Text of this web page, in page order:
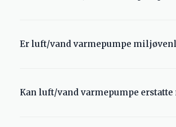
fra Viessmann med meget lavt støjniveau.
Er luft/vand varmepumpe
Kan luft/vand varmepumpe